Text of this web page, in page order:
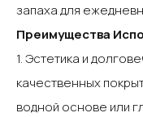
запаха для
Преимущества
1. Эстетика и
качественных
водной основе или